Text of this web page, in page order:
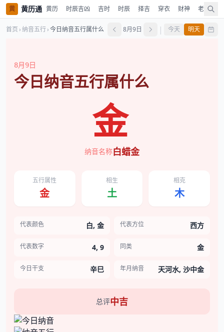
黄 黄历通 黄历 时辰吉凶 吉时 时辰 择吉 穿衣 财神 老黄历
首页 ›纳音五行›今日纳音五行属什么 8月9日 | 今天 明天
8月9日
今日纳音五行属什么
金
纳音名称白蜡金
五行属性
金
相生
土
相克
木
代表颜色 白, 金 代表方位 西方
代表数字 4, 9 同类 金
今日干支 辛巳 年月纳音 天河水, 沙中金
总评中吉